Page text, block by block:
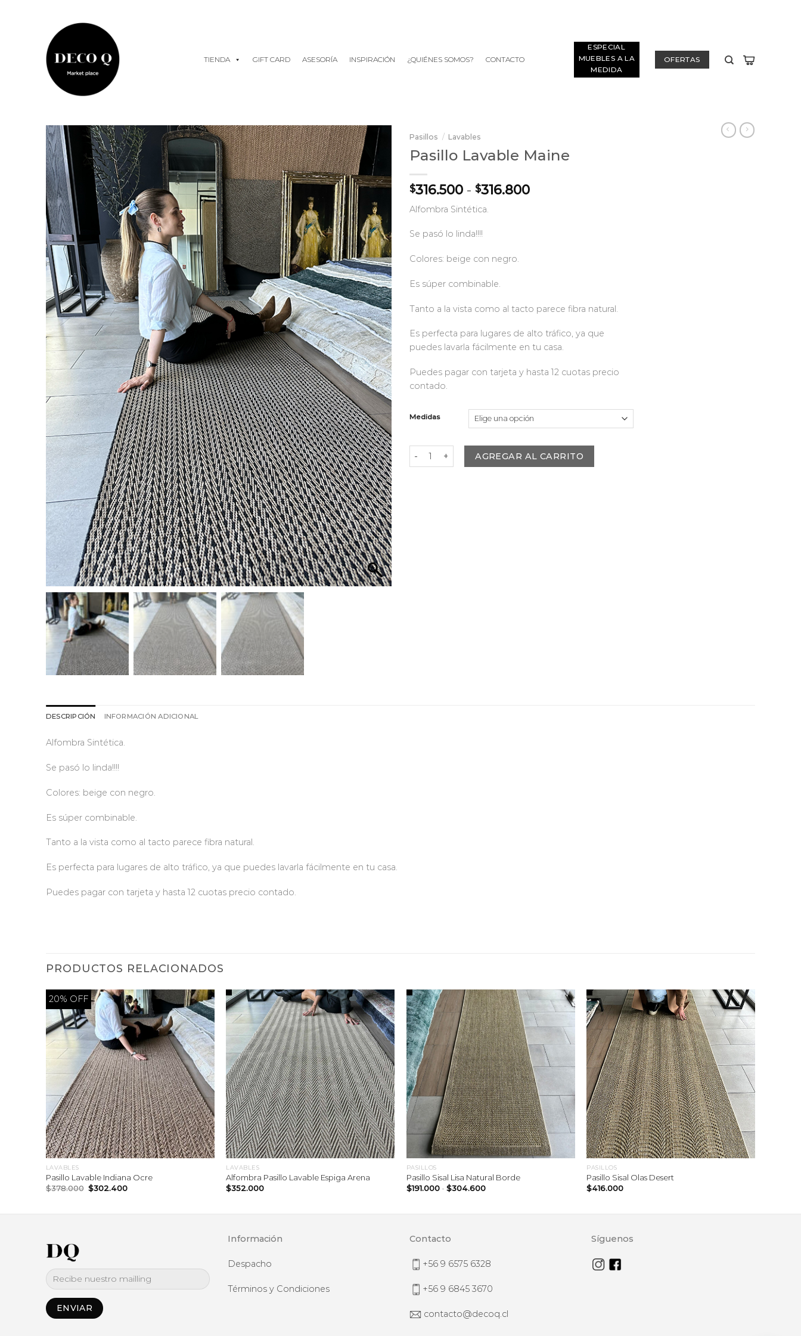
TIENDA GIFT CARD ASESORÍA INSPIRACIÓN ¿QUIÉNES SOMOS? CONTACTO
ESPECIAL
MUEBLES A LA
MEDIDA
OFERTAS
Pasillos / Lavables
Pasillo Lavable Maine
$316.500 - $316.800Rango
Alfombra Sintética.
Se pasó lo linda!!!!
Colores: beige con negro.
Es súper combinable.
Tanto a la vista como al tacto parece fibra natural.
Es perfecta para lugares de alto tráfico, ya que
puedes lavarla fácilmente en tu casa.
Puedes pagar con tarjeta y hasta 12 cuotas precio
contado.
Medidas
Pasillo Lavable Maine cantidadAGREGAR AL CARRITO
DESCRIPCIÓN INFORMACIÓN ADICIONAL
Alfombra Sintética.
Se pasó lo linda!!!!
Colores: beige con negro.
Es súper combinable.
Tanto a la vista como al tacto parece fibra natural.
Es perfecta para lugares de alto tráfico, ya que puedes lavarla fácilmente en tu casa.
Puedes pagar con tarjeta y hasta 12 cuotas precio contado.
PRODUCTOS RELACIONADOS
20% OFF
LAVABLES
Pasillo Lavable Indiana Ocre
$378.000 El
precio
$302.400El
LAVABLES
Alfombra Pasillo Lavable Espiga Arena
$352.000
PASILLOS
Pasillo Sisal Lisa Natural Borde
$191.000 - $304.600Rango
PASILLOS
Pasillo Sisal Olas Desert
$416.000
Información
Despacho
Términos y Condiciones
Contacto
+56 9 6575 6328
+56 9 6845 3670
contacto@decoq.cl
Síguenos